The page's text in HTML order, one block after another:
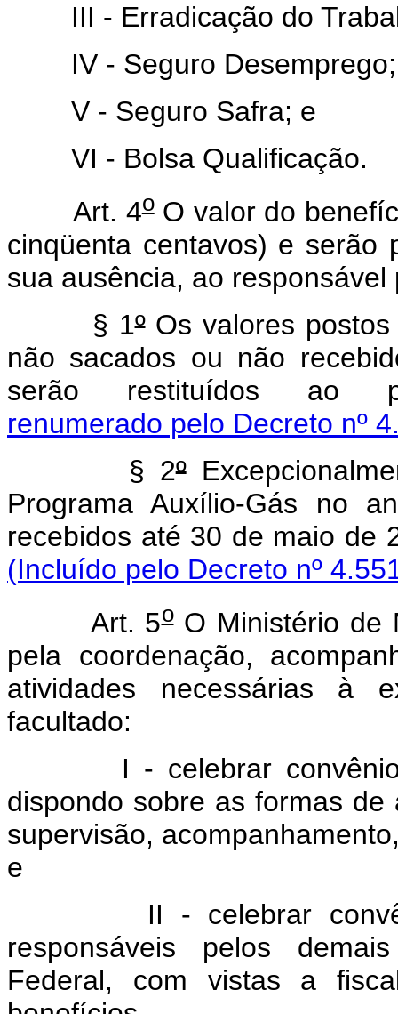
III - Erradicação do
IV - Seguro Desemprego;
V - Seguro Safra; e
VI - Bolsa Qualificação.
Art. 4oO valor do
cinqüenta centavos) e serão
sua ausência, ao responsável
§ 1ºOs valores postos
não sacados ou não
serão restituídos ao
renumerado pelo Decreto nº
§ 2º
Programa Auxílio-Gás no
recebidos até 30 de maio de
(Incluído pelo Decreto nº
Art. 5oO Ministério de
pela coordenação,
atividades necessárias à
facultado:
I - celebrar convênios
dispondo sobre as formas
supervisão,
e
II - celebrar
responsáveis pelos
Federal, com vistas a